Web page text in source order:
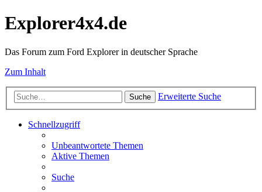
Explorer4x4.de
Das Forum zum Ford Explorer in deutscher Sprache
Zum Inhalt
Suche Erweiterte Suche
Schnellzugriff
Unbeantwortete Themen
Aktive Themen
Suche